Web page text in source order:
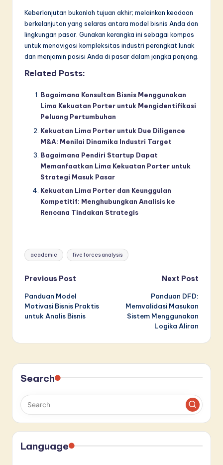
Keberlanjutan bukanlah tujuan akhir; melainkan keadaan
berkelanjutan yang selaras antara model bisnis Anda dan
lingkungan pasar. Gunakan kerangka ini sebagai kompas
untuk menavigasi kompleksitas industri perangkat lunak
dan menjamin posisi Anda di pasar dalam jangka panjang.
Related Posts:
Bagaimana Konsultan Bisnis Menggunakan
Lima Kekuatan Porter untuk Mengidentifikasi
Peluang Pertumbuhan
Kekuatan Lima Porter untuk Due Diligence
M&A: Menilai Dinamika Industri Target
Bagaimana Pendiri Startup Dapat
Memanfaatkan Lima Kekuatan Porter untuk
Strategi Masuk Pasar
Kekuatan Lima Porter dan Keunggulan
Kompetitif: Menghubungkan Analisis ke
Rencana Tindakan Strategis
Tags:
academic five forces analysis
Post
navigation
Previous Post
Panduan Model
Motivasi Bisnis Praktis
untuk Analis Bisnis
Next Post
Panduan DFD:
Memvalidasi Masukan
Sistem Menggunakan
Logika Aliran
Search
Language